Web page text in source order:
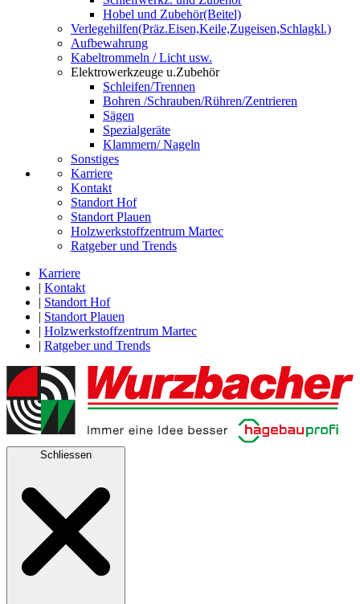
Hobel und Zubehör(Beitel)
Verlegehilfen(Präz.Eisen,Keile,Zugeisen,Schlagkl.)
Aufbewahrung
Kabeltrommeln / Licht usw.
Elektrowerkzeuge u.Zubehör
Schleifen/Trennen
Bohren /Schrauben/Rühren/Zentrieren
Sägen
Spezialgeräte
Klammern/ Nageln
Sonstiges
Karriere
Kontakt
Standort Hof
Standort Plauen
Holzwerkstoffzentrum Martec
Ratgeber und Trends
Karriere
| Kontakt
| Standort Hof
| Standort Plauen
| Holzwerkstoffzentrum Martec
| Ratgeber und Trends
Schliessen